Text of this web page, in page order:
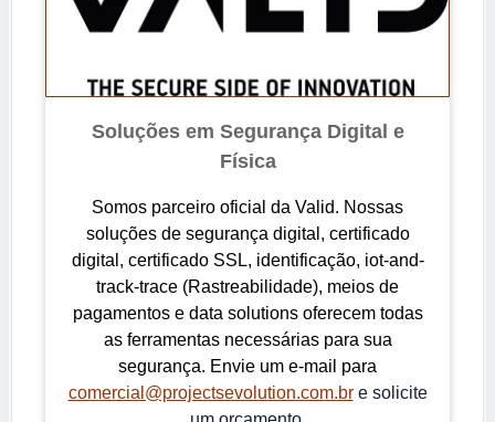
Soluções em Segurança Digital e
Física
Somos parceiro oficial da Valid. Nossas
soluções de segurança digital, certificado
digital, certificado SSL, identificação, iot-and-
track-trace (Rastreabilidade), meios de
pagamentos e data solutions oferecem todas
as ferramentas necessárias para sua
segurança. Envie um e-mail para
comercial@projectsevolution.com.bre solicite